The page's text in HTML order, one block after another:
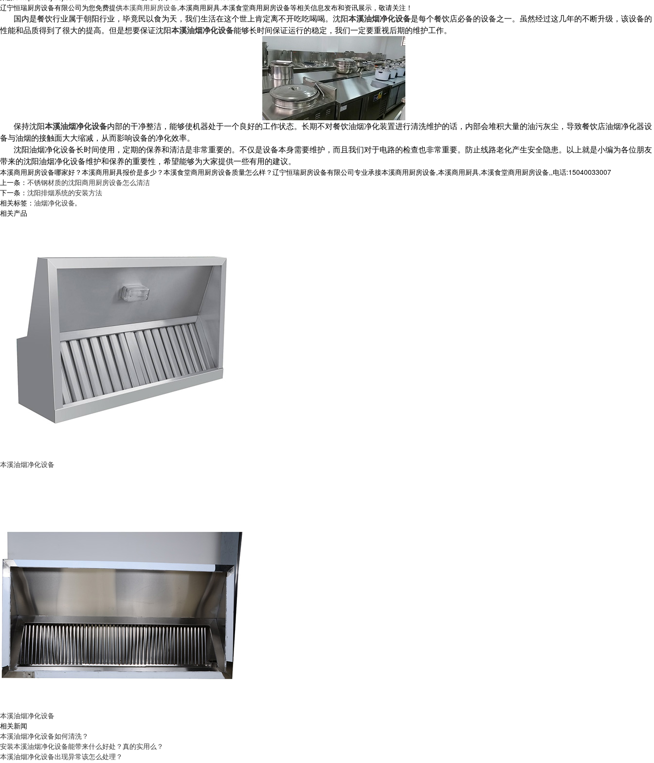
辽宁恒瑞厨房设备有限公司为您免费提供本溪商用厨房设备,本溪商用厨具,本溪食堂商用厨房设备等相关信息发布和资讯展示，敬请关注！
国内是餐饮行业属于朝阳行业，毕竟民以食为天，我们生活在这个世上肯定离不开吃吃喝喝。沈阳本溪油烟净化设备是每个餐饮店必备的设备之一。虽然经过这几年的不断升级，该设备的
性能和品质得到了很大的提高。但是想要保证沈阳本溪油烟净化设备能够长时间保证运行的稳定，我们一定要重视后期的维护工作。
保持沈阳本溪油烟净化设备内部的干净整洁，能够使机器处于一个良好的工作状态。长期不对餐饮油烟净化装置进行清洗维护的话，内部会堆积大量的油污灰尘，导致餐饮店油烟净化器设
备与油烟的接触面大大缩减，从而影响设备的净化效率。
沈阳油烟净化设备长时间使用，定期的保养和清洁是非常重要的。不仅是设备本身需要维护，而且我们对于电路的检查也非常重要。防止线路老化产生安全隐患。以上就是小编为各位朋友
带来的沈阳油烟净化设备维护和保养的重要性，希望能够为大家提供一些有用的建议。
本溪商用厨房设备哪家好？本溪商用厨具报价是多少？本溪食堂商用厨房设备质量怎么样？辽宁恒瑞厨房设备有限公司专业承接本溪商用厨房设备,本溪商用厨具,本溪食堂商用厨房设备,,电话:15040033007
上一条： 不锈钢材质的沈阳商用厨房设备怎么清洁
下一条： 沈阳排烟系统的安装方法
相关标签： 油烟净化设备,
相关产品
本溪油烟净化设备
本溪油烟净化设备
相关新闻
本溪油烟净化设备如何清洗？
安装本溪油烟净化设备能带来什么好处？真的实用么？
本溪油烟净化设备出现异常该怎么处理？